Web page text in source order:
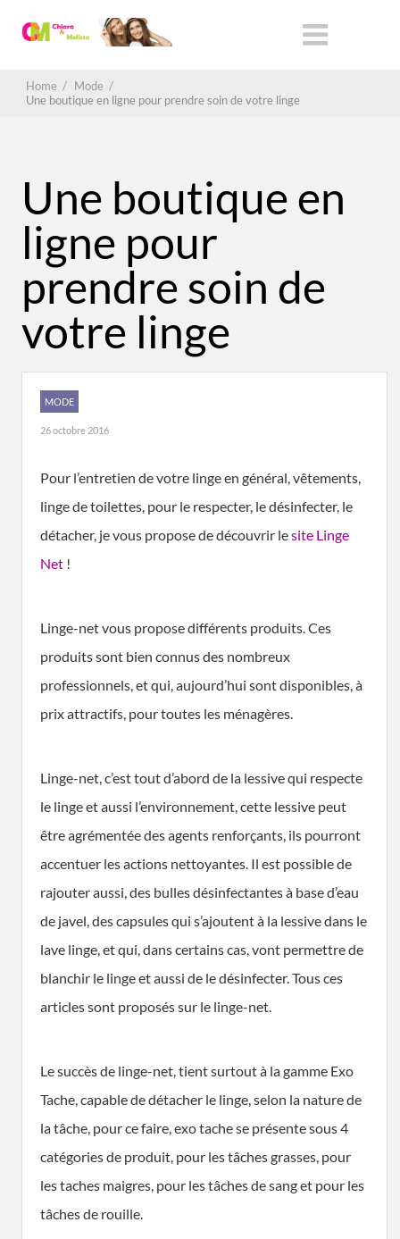
Home / Mode /
Une boutique en ligne pour prendre soin de votre linge
Une boutique en
ligne pour
prendre soin de
votre linge
MODE
26 octobre 2016
Pour l’entretien de votre linge en général, vêtements,
linge de toilettes, pour le respecter, le désinfecter, le
détacher, je vous propose de découvrir lesite Linge
Net !
Linge-net vous propose différents produits. Ces
produits sont bien connus des nombreux
professionnels, et qui, aujourd’hui sont disponibles, à
prix attractifs, pour toutes les ménagères.
Linge-net, c’est tout d’abord de la lessive qui respecte
le linge et aussi l’environnement, cette lessive peut
être agrémentée des agents renforçants, ils pourront
accentuer les actions nettoyantes. Il est possible de
rajouter aussi, des bulles désinfectantes à base d’eau
de javel, des capsules qui s’ajoutent à la lessive dans le
lave linge, et qui, dans certains cas, vont permettre de
blanchir le linge et aussi de le désinfecter. Tous ces
articles sont proposés sur le linge-net.
Le succès de linge-net, tient surtout à la gamme Exo
Tache, capable de détacher le linge, selon la nature de
la tâche, pour ce faire, exo tache se présente sous 4
catégories de produit, pour les tâches grasses, pour
les taches maigres, pour les tâches de sang et pour les
tâches de rouille.